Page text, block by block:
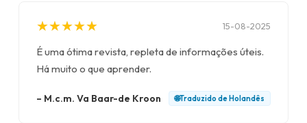
★
★★
★★
★★
★★
★ 15-08-2025
É uma ótima revista, repleta de informações úteis.
Há muito o que aprender.
– M.c.m. Va Baar-de Kroon 🌐Traduzido de Holandês